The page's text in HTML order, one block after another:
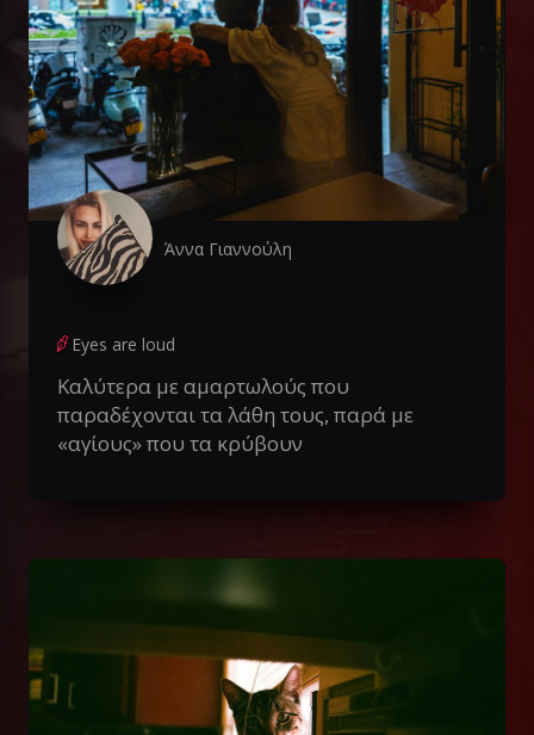
Άννα Γιαννούλη
Eyes are loud
Καλύτερα με αμαρτωλούς που
παραδέχονται τα λάθη τους, παρά με
«αγίους» που τα κρύβουν